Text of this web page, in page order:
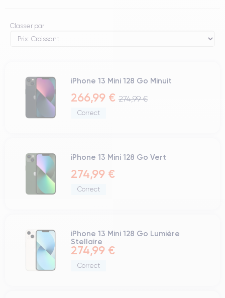
Classer par
iPhone 13 Mini 128 Go Minuit
266,99 € 274,99 €
Correct
iPhone 13 Mini 128 Go Vert
274,99 €
Correct
iPhone 13 Mini 128 Go Lumière
Stellaire
274,99 €
Correct